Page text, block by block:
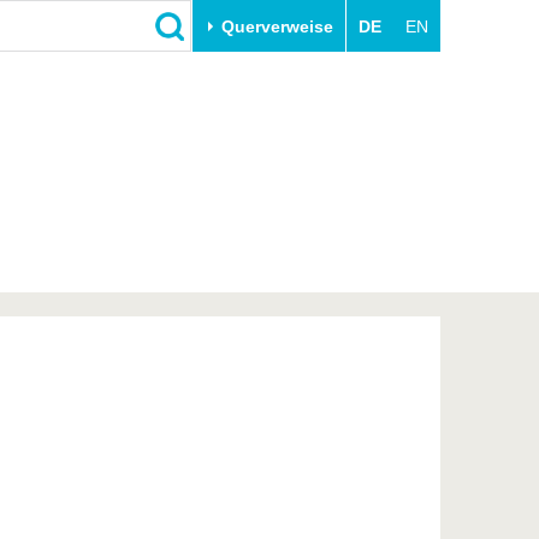
Querverweise DE EN
Innovative Transferprojekte
BTU & Region erleben